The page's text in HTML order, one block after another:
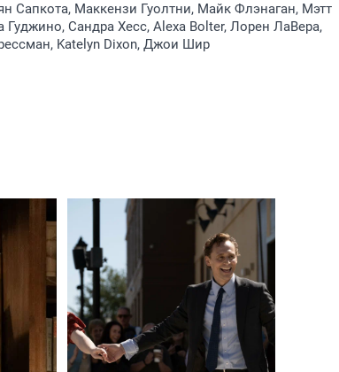
Сапкота, Маккензи Гуолтни, Майк Флэнаган, Мэтт
Сандра Хесс, Alexa Bolter, Лорен ЛаВера,
Katelyn Dixon, Джои Шир